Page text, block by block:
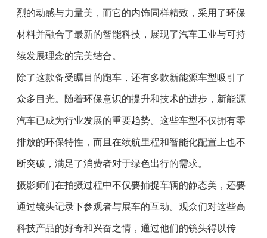
烈的动感与力量美，而它的内饰同样精致，采用了环保
材料并融合了最新的智能科技，展现了汽车工业与可持
续发展理念的完美结合。
除了这款备受瞩目的跑车，还有多款新能源车型吸引了
众多目光。随着环保意识的提升和技术的进步，新能源
汽车已成为行业发展的重要趋势。这些车型不仅拥有零
排放的环保特性，而且在续航里程和智能化配置上也不
断突破，满足了消费者对于绿色出行的需求。
摄影师们在拍摄过程中不仅要捕捉车辆的静态美，还要
通过镜头记录下参观者与展车的互动。观众们对这些高
科技产品的好奇和兴奋之情，通过他们的镜头得以传